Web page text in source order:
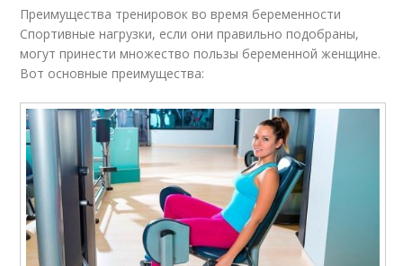
Преимущества тренировок во время беременности
Спортивные нагрузки, если они правильно подобраны,
могут принести множество пользы беременной женщине.
Вот основные преимущества: